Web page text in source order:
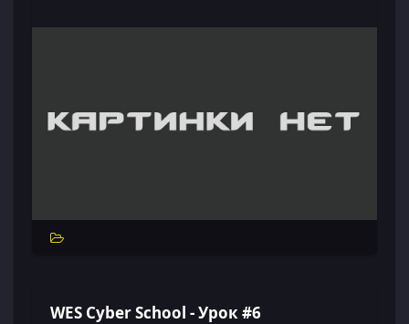
WES Cyber School - Урок #6